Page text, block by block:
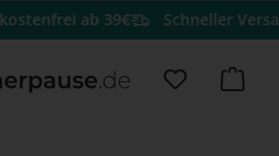
ab 39€ Schneller Versand
Du hast